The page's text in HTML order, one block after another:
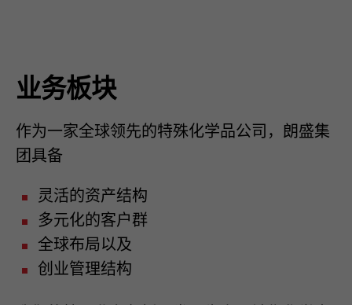
业务板块
作为一家全球领先的特殊化学品公司，朗盛集
团具备
灵活的资产结构
多元化的客户群
全球布局以及
创业管理结构